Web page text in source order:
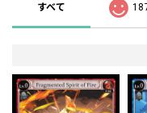
すべて